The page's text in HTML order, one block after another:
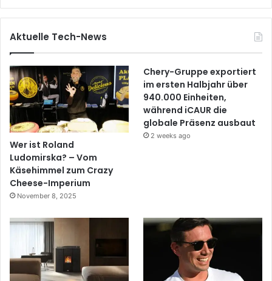
Aktuelle Tech-News
Wer ist Roland
Ludomirska? – Vom
Käsehimmel zum Crazy
Cheese-Imperium
November 8, 2025
Chery-Gruppe exportiert
im ersten Halbjahr über
940.000 Einheiten,
während iCAUR die
globale Präsenz ausbaut
2 weeks ago